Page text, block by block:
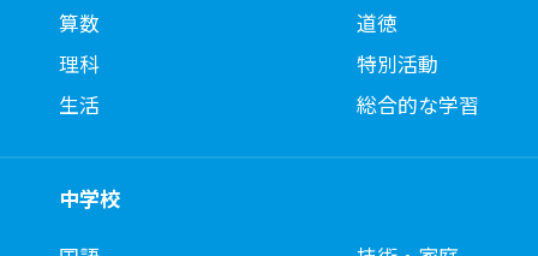
算数
理科
生活
道徳
特別活動
総合的な学習
中学校